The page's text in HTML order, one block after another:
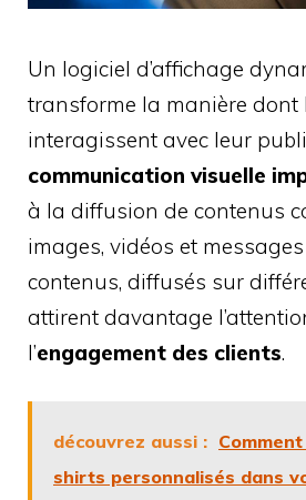
Un logiciel d’affichage
transforme la manière dont
interagissent avec leur
communication visuelle
à la diffusion de contenus
images, vidéos et
contenus, diffusés sur
attirent davantage
l’engagement des clients.
découvrez aussi :
shirts personnalisés dans